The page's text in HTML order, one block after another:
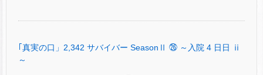
｢真実の口」2,342 サバイバー SeasonⅡ ㉖ ～入院 4 日日 ⅱ
～